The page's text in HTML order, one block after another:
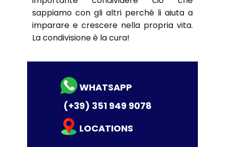
sappiamo con gli altri perché li aiuta a
imparare e crescere nella propria vita.
La condivisione è la cura!
WHATSAPP
(+39) 351 949 9078
LOCATIONS